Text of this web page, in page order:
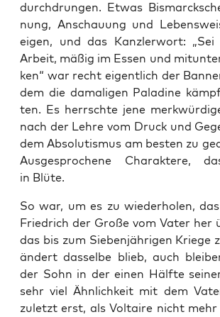
durch­drun­gen. Etwas
nung, Anschau­ung und
eigen, und das Kanz­ler­wort:
Arbeit, mäßig im Essen und
ken“ war recht eigent­lich der
dem die dama­li­gen Pala­di­ne
ten. Es herrsch­te jene
nach der Leh­re vom Druck und
dem Abso­lu­tis­mus am bes­ten zu
Aus­ge­spro­che­ne Cha­rak­te­re,
in Blüte.
So war, um es zu wie­der­ho­len,
Fried­rich der Gro­ße vom Vater her
das bis zum Sie­ben­jäh­ri­gen Krie­ge
än­dert das­sel­be blieb, auch
der Sohn in der einen Hälf­te
sehr viel Ähn­lich­keit mit dem
zuletzt erst, als Vol­taire nicht